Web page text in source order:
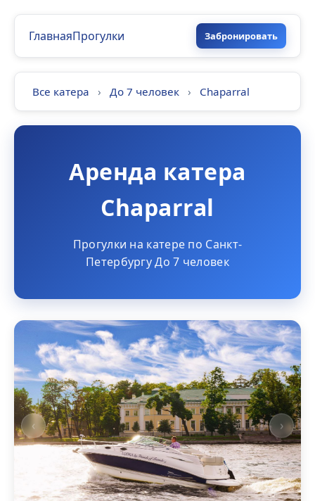
ГлавнаяПрогулки Забронировать
Все катера › До 7 человек › Chaparral
Аренда катера
Chaparral
Прогулки на катере по Санкт-
Петербургу До 7 человек
‹ ›